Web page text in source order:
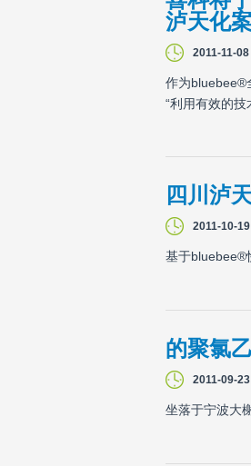
泸天化
2011-11-08
作为bluebee®
“利用有效的技
四川泸
2011-10-19
基于bluebee®
的聚氯
2011-09-23
坐落于宁波大